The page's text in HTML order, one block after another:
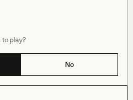
to play?
No